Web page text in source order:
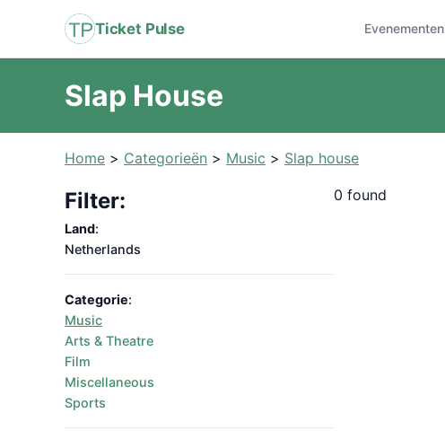
Ticket Pulse Evenementen
Slap House
Home > Categorieën > Music > Slap house
Filter:
Land:
Netherlands
Categorie:
Music
Arts & Theatre
Film
Miscellaneous
Sports
0 found